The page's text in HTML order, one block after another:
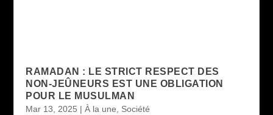
RAMADAN : LE STRICT RESPECT DES
NON-JEÛNEURS EST UNE OBLIGATION
POUR LE MUSULMAN
Mar 13, 2025 |À la une, Société